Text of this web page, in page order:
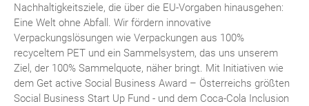
Nachhaltigkeitsziele, die über die EU-Vorgaben hinausgehen:
Eine Welt ohne Abfall. Wir fördern innovative
Verpackungslösungen wie Verpackungen aus 100%
recyceltem PET und ein Sammelsystem, das uns unserem
Ziel, der 100% Sammelquote, näher bringt. Mit Initiativen wie
dem Get active Social Business Award – Österreichs größten
Social Business Start Up Fund - und dem Coca-Cola Inclusion